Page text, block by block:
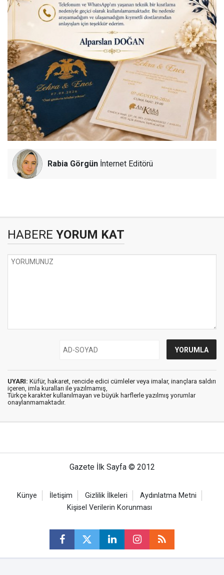
Rabia Görgün İnternet Editörü
HABERE YORUM KAT
UYARI: Küfür, hakaret, rencide edici cümleler veya imalar, inançlara saldırı
içeren, imla kuralları ile yazılmamış,
Türkçe karakter kullanılmayan ve büyük harflerle yazılmış yorumlar
onaylanmamaktadır.
Gazete İlk Sayfa © 2012
Künye İletişim Gizlilik İlkeleri
Aydınlatma Metni
Kişisel Verilerin Korunması